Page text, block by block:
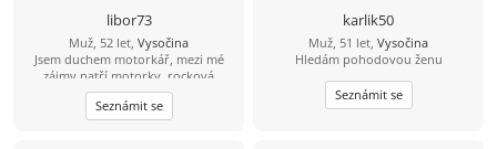
libor73
Muž, 52 let, Vysočina
Jsem duchem motorkář, mezi mé
zájmy patří motorky, rocková
hudba, sport a příroda. Hledám
ženu z Vysočiny, která by ráda
trávila čas na vesnici.
Seznámit se
karlik50
Muž, 51 let, Vysočina
Hledám pohodovou ženu
Seznámit se